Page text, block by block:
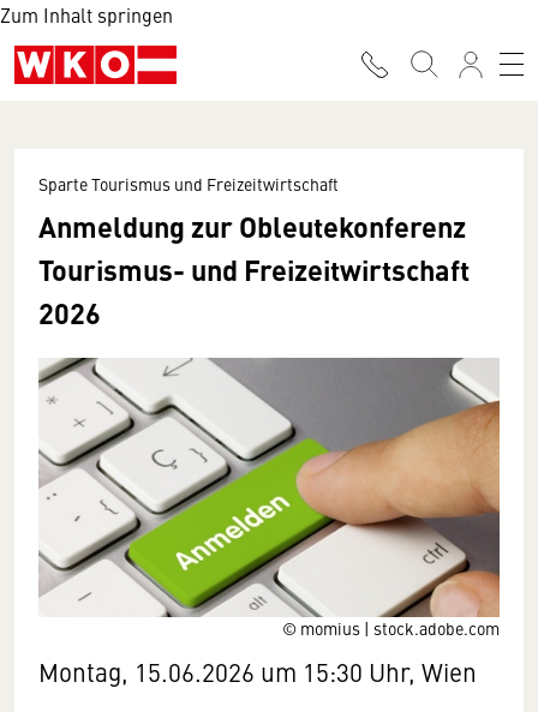
Zum Inhalt springen
© momius | stock.adobe.com
Sparte Tourismus und Freizeitwirtschaft
Anmeldung zur Obleutekonferenz
Tourismus- und Freizeitwirtschaft
2026
Montag, 15.06.2026 um 15:30 Uhr, Wien